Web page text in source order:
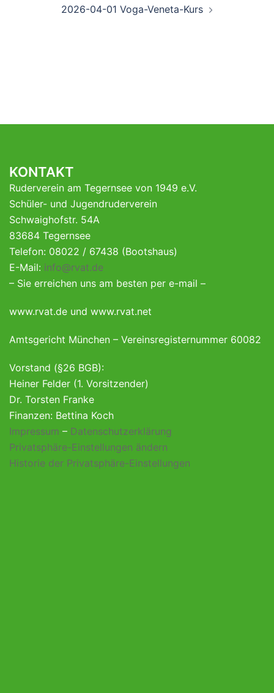
2026-04-01 Voga-Veneta-Kurs
KONTAKT
Ruderverein am Tegernsee von 1949 e.V.
Schüler- und Jugendruderverein
Schwaighofstr. 54A
83684 Tegernsee
Telefon: 08022 / 67438 (Bootshaus)
E-Mail: info@rvat.de
– Sie erreichen uns am besten per e-mail –
www.rvat.de und www.rvat.net
Amtsgericht München – Vereinsregisternummer 60082
Vorstand (§26 BGB):
Heiner Felder (1. Vorsitzender)
Dr. Torsten Franke
Finanzen: Bettina Koch
Impressum – Datenschutzerklärung
Privatsphäre-Einstellungen ändern
Historie der Privatsphäre-Einstellungen